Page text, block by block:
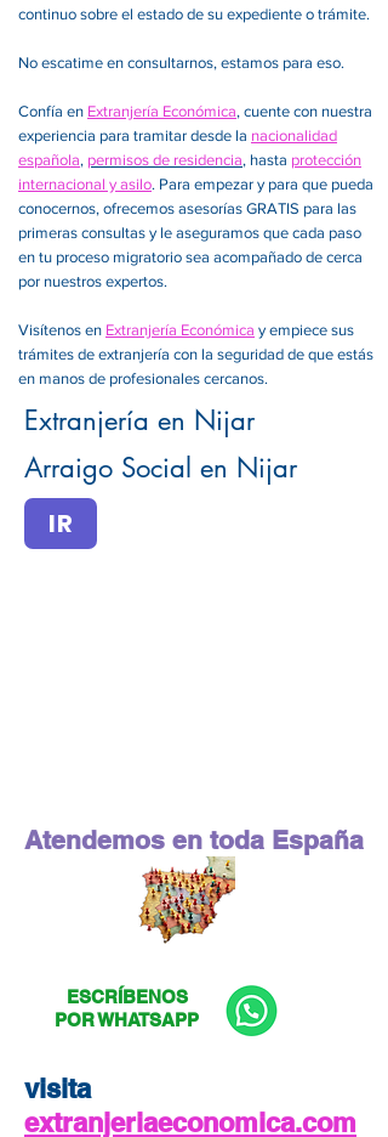
continuo sobre el estado de su expediente o trámite.
No escatime en consultarnos, estamos para eso.
Confía en Extranjería Económica, cuente con nuestra
experiencia para tramitar desde la nacionalidad
española, permisos de residencia, hasta protección
internacional y asilo. Para empezar y para que pueda
conocernos, ofrecemos asesorías GRATIS para las
primeras consultas y le aseguramos que cada paso
en tu proceso migratorio sea acompañado de cerca
por nuestros expertos.
Visítenos en Extranjería Económica y empiece sus
trámites de extranjería con la seguridad de que estás
en manos de profesionales cercanos.
Extranjería en Nijar
Arraigo Social en Nijar
IR
Atendemos en toda España
ESCRÍBENOS
POR WHATSAPP
visita
extranjeriaeconomica.com